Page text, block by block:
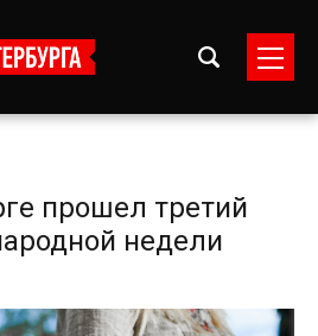
прошел третий
недели